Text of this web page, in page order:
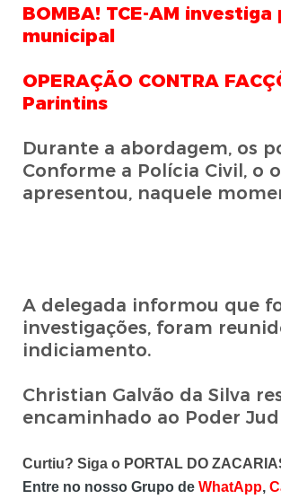
BOMBA! TCE-AM
municipal
OPERAÇÃO CONTRA
Parintins
Durante a abordagem, os
Conforme a Polícia Civil, o
apresentou, naquele
A delegada informou que
investigações, foram
indiciamento.
Christian Galvão da Silva
encaminhado ao Poder
Curtiu? Siga o PORTAL DO
Entre no nosso Grupo de WhatApp,